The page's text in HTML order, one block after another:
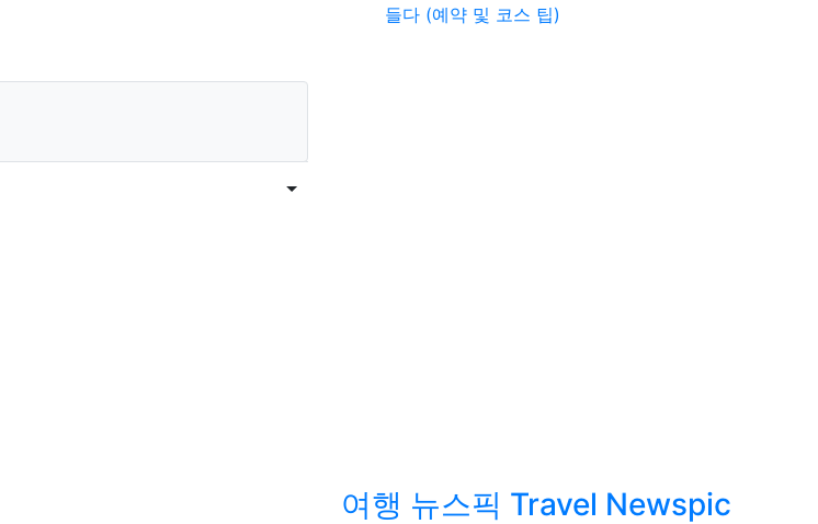
목록게시물 옵션
들다 (예약 및 코스 팁)
여행 뉴스픽 Travel Newspic